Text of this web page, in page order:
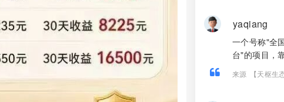
yaqiang
一个号称"全
台"的项目，
来源
【天枢